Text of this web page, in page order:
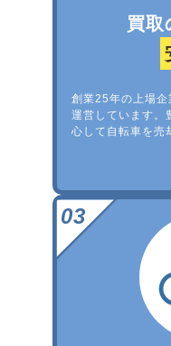
買取
創業25年の上場
運営しています。
心して自転車を売